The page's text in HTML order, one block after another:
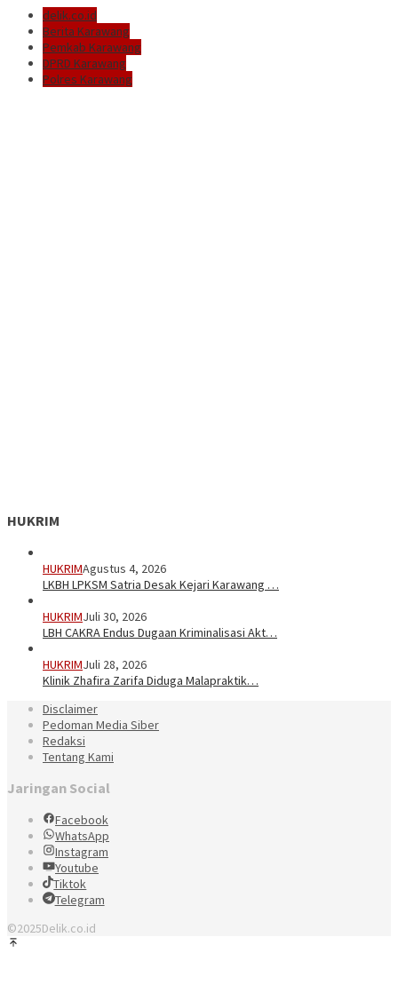
delik.co.id
Berita Karawang
Pemkab Karawang
DPRD Karawang
Polres Karawang
HUKRIM
HUKRIMAgustus 4, 2026
LKBH LPKSM Satria Desak Kejari Karawang …
HUKRIMJuli 30, 2026
LBH CAKRA Endus Dugaan Kriminalisasi Akt…
HUKRIMJuli 28, 2026
Klinik Zhafira Zarifa Diduga Malapraktik…
Disclaimer
Pedoman Media Siber
Redaksi
Tentang Kami
Jaringan Social
Facebook
WhatsApp
Instagram
Youtube
Tiktok
Telegram
©2025Delik.co.id